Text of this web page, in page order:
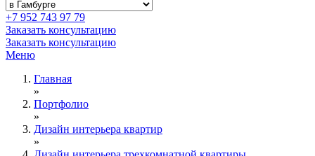
+7 952 743 97 79
Заказать консультацию
Заказать консультацию
Меню
Главная
»
Портфолио
»
Дизайн интерьера квартир
»